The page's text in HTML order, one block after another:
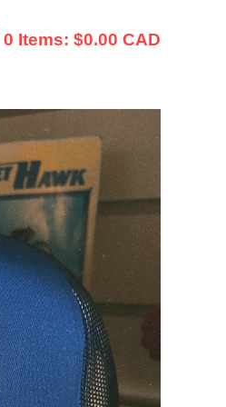
0 Items: $0.00 CAD